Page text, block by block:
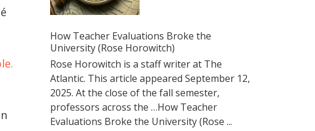
How Teacher Evaluations Broke the
University (Rose Horowitch)
Rose Horowitch is a staff writer at The
Atlantic. This article appeared September 12,
2025. At the close of the fall semester,
professors across the …How Teacher
Evaluations Broke the University (Rose ...